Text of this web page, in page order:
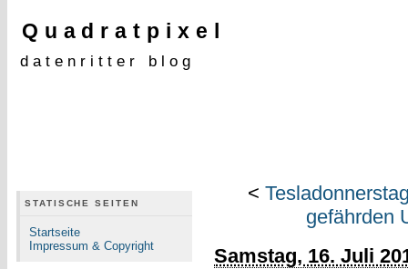
Quadratpixel
datenritter blog
STATISCHE SEITEN
Startseite
Impressum & Copyright
<
gefährden
Samstag, 16. Juli